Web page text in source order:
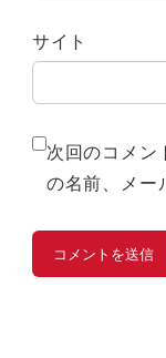
サイト
次回のコメン
の名前、メー